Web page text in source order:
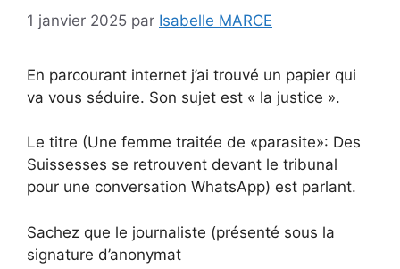
1 janvier 2025 par Isabelle MARCE
En parcourant internet j’ai trouvé un papier qui
va vous séduire. Son sujet est « la justice ».
Le titre (Une femme traitée de «parasite»: Des
Suissesses se retrouvent devant le tribunal
pour une conversation WhatsApp) est parlant.
Sachez que le journaliste (présenté sous la
signature d’anonymat